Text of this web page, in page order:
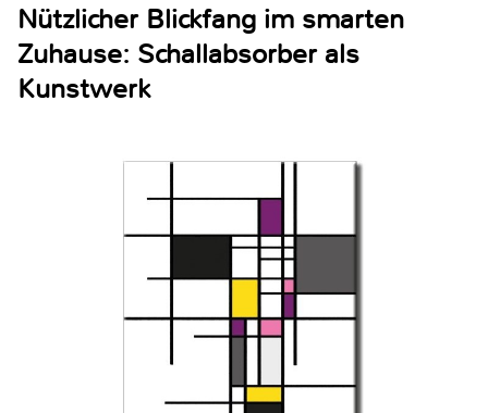
Nützlicher Blickfang im smarten
Zuhause: Schallabsorber als
Kunstwerk